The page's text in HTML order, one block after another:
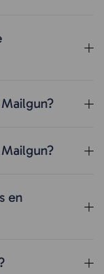
en